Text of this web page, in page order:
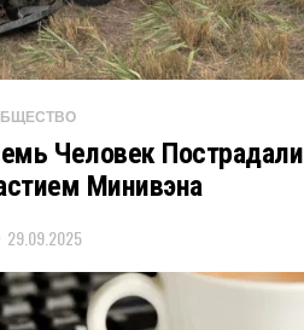
Человек Пострадали
Минивэна
29.09.2025